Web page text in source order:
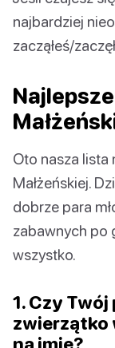
najbardziej
zacząłeś/
Oto nasza lista
Małżeńskiej.
dobrze para
zabawnych po
wszystko.
1. Czy
zwierzątko
na imię?